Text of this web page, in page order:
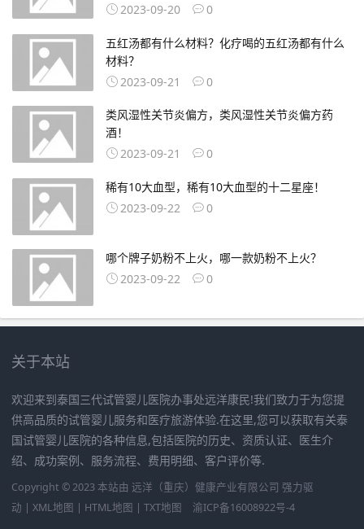
2023-09-20
0
五红汤都有什么材料？化疗喝的五红汤都有什么
材料？
2023-09-21
0
类风湿性关节炎偏方，类风湿性关节炎偏方药
酒！
2023-09-21
0
稀有10大血型，稀有10大血型的十二星座！
2023-09-22
0
哪个牌子奶粉不上火，哪一款奶粉不上火？
2023-09-22
0
关于本站
欢迎来到泰国三代试管婴儿医院办事处远洋康民!我们致力于为您提
供高品质的试管婴儿服务和医疗旅游体验.在这里,您可以获取有关泰
国试管婴儿医院的各种信息,包括医院的历史、资质认证、医生介
绍、成功案例、服务流程、费用明细、客户评价等.
Copyright © 2023 本站由 远洋（重庆）健康产业有限公司 强力驱
动 | XML地图 | HTML地图 | TXT地图 渝ICP备16008922号-4